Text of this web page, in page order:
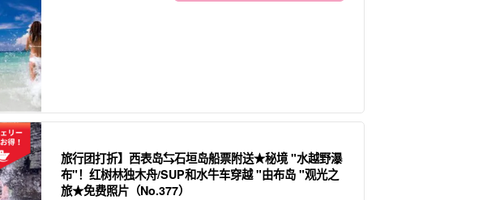
旅行团打折】西表岛⇆石垣岛船票附送★秘境 "水越野瀑
布"！红树林独木舟/SUP和水牛车穿越 "由布岛 "观光之
旅★免费照片（No.377）